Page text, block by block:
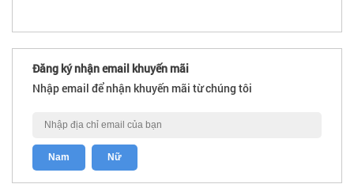
Đăng ký nhận email khuyến mãi
Nhập email để nhận khuyến mãi từ chúng tôi